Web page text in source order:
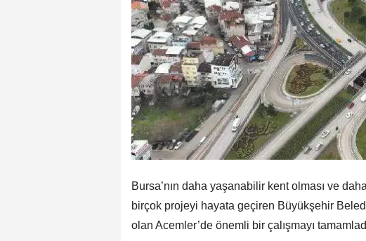
Bursa’nın daha yaşanabilir kent olması ve
birçok projeyi hayata geçiren Büyükşehir
olan Acemler’de önemli bir çalışmayı